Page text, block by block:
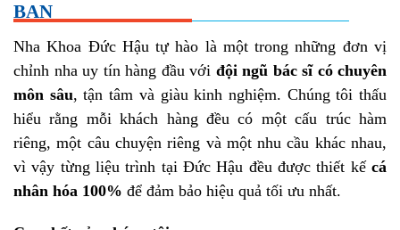
BẠN
Nha Khoa Đức Hậu tự hào là một trong những đơn vị
chỉnh nha uy tín hàng đầu với đội ngũ bác sĩ có chuyên
môn sâu, tận tâm và giàu kinh nghiệm. Chúng tôi thấu
hiểu rằng mỗi khách hàng đều có một cấu trúc hàm
riêng, một câu chuyện riêng và một nhu cầu khác nhau,
vì vậy từng liệu trình tại Đức Hậu đều được thiết kế cá
nhân hóa 100% để đảm bảo hiệu quả tối ưu nhất.